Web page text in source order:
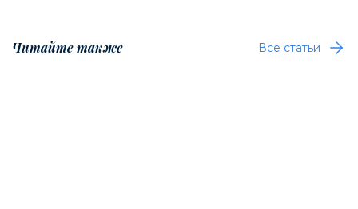
Читайте также Все статьи